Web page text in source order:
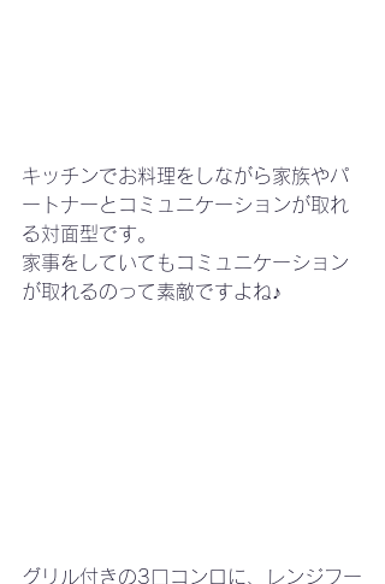
キッチンでお料理をしながら家族やパ
ートナーとコミュニケーションが取れ
る対面型です。
家事をしていてもコミュニケーション
が取れるのって素敵ですよね♪
グリル付きの3口コンロに、レンジフー